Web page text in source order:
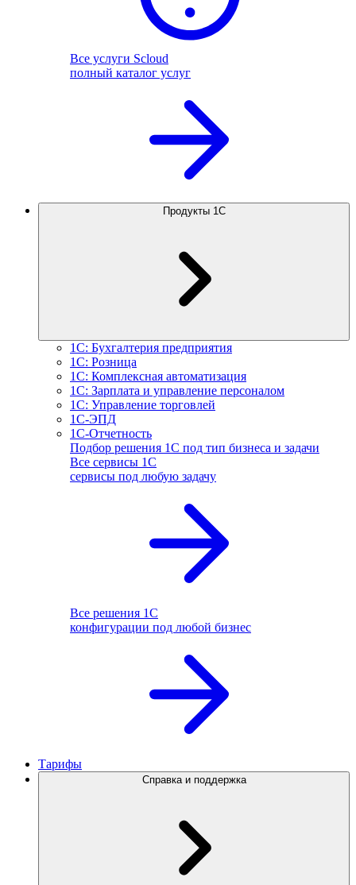
Все услуги Scloud
полный каталог услуг
Продукты 1С
1С: Бухгалтерия предприятия
1С: Розница
1С: Комплексная автоматизация
1С: Зарплата и управление персоналом
1С: Управление торговлей
1С-ЭПД
1С-Отчетность
Подбор решения 1С под тип бизнеса и задачи
Все сервисы 1С
сервисы под любую задачу
Все решения 1С
конфигурации под любой бизнес
Тарифы
Справка и поддержка